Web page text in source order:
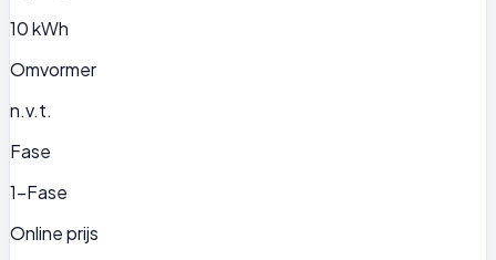
10 kWh
Omvormer
n.v.t.
Fase
1-Fase
Online prijs